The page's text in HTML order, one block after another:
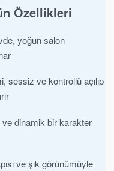
Özellikleri
yoğun salon
sessiz ve kontrollü açılıp
ve dinamik bir karakter
ve şık görünümüyle